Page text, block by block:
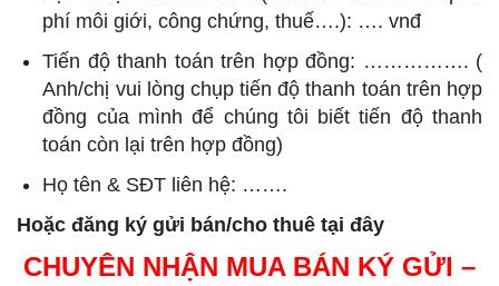
phí môi giới, công chứng, thuế….): …. vnđ
Tiến độ thanh toán trên hợp đồng: ……………. (
Anh/chị vui lòng chụp tiến độ thanh toán trên hợp
đồng của mình để chúng tôi biết tiến độ thanh
toán còn lại trên hợp đồng)
Họ tên & SĐT liên hệ: …….
Hoặc đăng ký gửi bán/cho thuê tại đây
CHUYÊN NHẬN MUA BÁN KÝ GỬI –